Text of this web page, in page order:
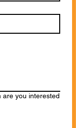
are you interested